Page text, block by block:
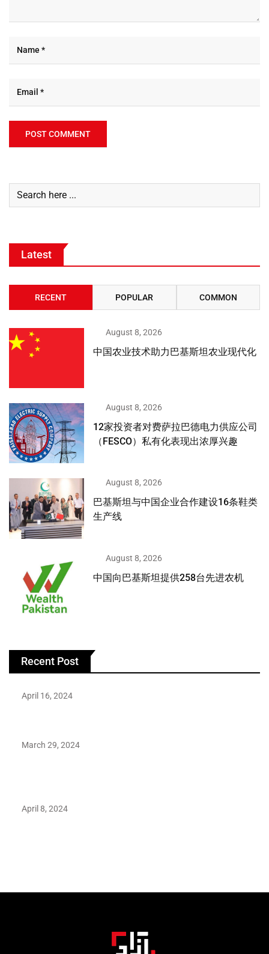
Latest
RECENT POPULAR COMMON
August 8, 2026
中国农业技术助力巴基斯坦农业现代化
August 8, 2026
12家投资者对费萨拉巴德电力供应公司
（FESCO）私有化表现出浓厚兴趣
August 8, 2026
巴基斯坦与中国企业合作建设16条鞋类
生产线
August 8, 2026
中国向巴基斯坦提供258台先进农机
Recent Post
April 16, 2024
March 29, 2024
April 8, 2024